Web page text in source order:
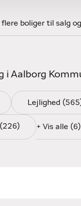
måske
i
Du kan
til os på
snak om
flere boliger til salg
i Aalborg
Lejlighed
+ Vis alle (6)